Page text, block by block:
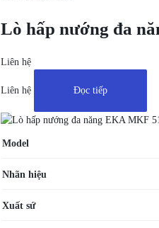
Lò hấp nướng đa
Liên hệ
Liên hệ Đọc tiếp
Model
Nhãn hiệu
Xuất sứ